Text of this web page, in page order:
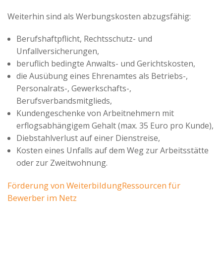
Weiterhin sind als Werbungskosten abzugsfähig:
Berufshaftpflicht, Rechtsschutz- und
Unfallversicherungen,
beruflich bedingte Anwalts- und Gerichtskosten,
die Ausübung eines Ehrenamtes als Betriebs-,
Personalrats-, Gewerkschafts-,
Berufsverbandsmitglieds,
Kundengeschenke von Arbeitnehmern mit
erflogsabhängigem Gehalt (max. 35 Euro pro Kunde),
Diebstahlverlust auf einer Dienstreise,
Kosten eines Unfalls auf dem Weg zur Arbeitsstätte
oder zur Zweitwohnung.
Förderung von WeiterbildungRessourcen für
Bewerber im Netz